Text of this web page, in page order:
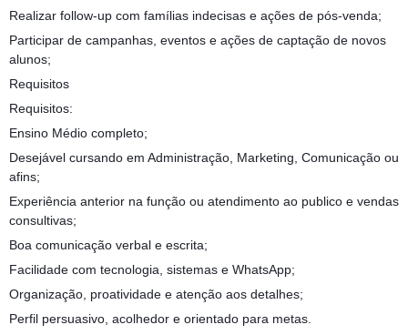
Realizar follow-up com famílias indecisas e ações de pós-venda;
Participar de campanhas, eventos e ações de captação de novos
alunos;
Requisitos
Requisitos:
Ensino Médio completo;
Desejável cursando em Administração, Marketing, Comunicação ou
afins;
Experiência anterior na função ou atendimento ao publico e vendas
consultivas;
Boa comunicação verbal e escrita;
Facilidade com tecnologia, sistemas e WhatsApp;
Organização, proatividade e atenção aos detalhes;
Perfil persuasivo, acolhedor e orientado para metas.